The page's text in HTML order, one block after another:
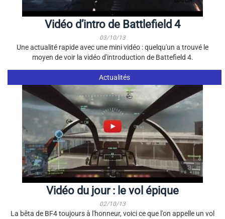
Vidéo d’intro de Battlefield 4
03/10/13
Une actualité rapide avec une mini vidéo : quelqu'un a trouvé le
moyen de voir la vidéo d'introduction de Battefield 4.
Actualités
Vidéo du jour : le vol épique
02/10/13
La bêta de BF4 toujours à l'honneur, voici ce que l'on appelle un vol